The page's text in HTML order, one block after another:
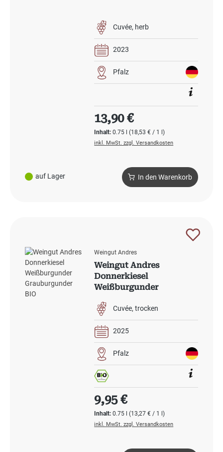
auf Lager
Cuvée herb
2023
Pfalz
Inhalt:0.75 l(18,53 € / 1 l)
Regulärer Preis:
13,90 €
inkl. MwSt. zzgl. Versandkosten
In den Warenkorb
Weingut Andres
Weingut Andres
Donnerkiesel
Weißburgunder
Cuvée trocken
2025
Pfalz
Inhalt:0.75 l(13,27 € / 1 l)
Regulärer Preis:
9,95 €
inkl. MwSt. zzgl. Versandkosten